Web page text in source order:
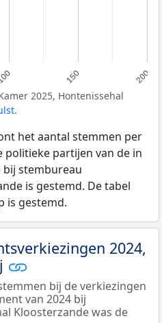
150 200
2025, Hontenissehal
.
het aantal stemmen per
partijen van de in
stembureau
is gestemd. De tabel
is gestemd.
2024,
bij de verkiezingen
van 2024 bij
Kloosterzande was de